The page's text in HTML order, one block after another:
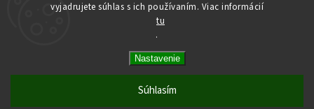
vyjadrujete súhlas s ich používaním. Viac informácií
tu
.
Nastavenie
Súhlasím
bifeedus | BIO | DIA | BEZLEPKOVÉ POTRAVINY
Shoptet| Design